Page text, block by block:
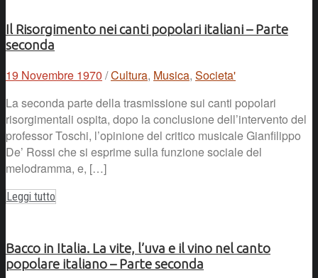
Il Risorgimento nei canti popolari italiani – Parte
seconda
19 Novembre 1970 /Cultura, Musica, Societa'
La seconda parte della trasmissione sui canti popolari
risorgimentali ospita, dopo la conclusione dell’intervento del
professor Toschi, l’opinione del critico musicale Gianfilippo
De’ Rossi che si esprime sulla funzione sociale del
melodramma, e, […]
Leggi tutto
Bacco in Italia. La vite, l’uva e il vino nel canto
popolare italiano – Parte seconda